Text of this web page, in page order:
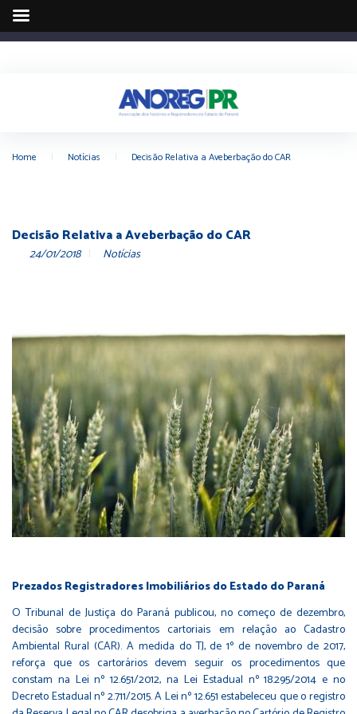
Home Notícias Decisão Relativa a Aveberbação do CAR
Decisão Relativa a Aveberbação do CAR
24/01/2018 Notícias
Prezados Registradores Imobiliários do Estado do Paraná
O Tribunal de Justiça do Paraná publicou, no começo de dezembro,
decisão sobre procedimentos cartoriais em relação ao Cadastro
Ambiental Rural (CAR). A medida do TJ, de 1º de novembro de 2017,
reforça que os cartorários devem seguir os procedimentos que
constam na Lei nº 12.651/2012, na Lei Estadual nº 18.295/2014 e no
Decreto Estadual nº 2.711/2015. A Lei nº 12.651 estabeleceu que o registro